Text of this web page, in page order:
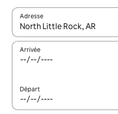
Adresse
Lorsque les résultats
Arrivée
Départ